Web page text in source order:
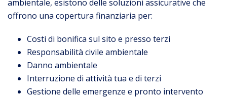
ambientale, esistono delle soluzioni assicurative che
offrono una copertura finanziaria per:
Costi di bonifica sul sito e presso terzi
Responsabilità civile ambientale
Danno ambientale
Interruzione di attività tua e di terzi
Gestione delle emergenze e pronto intervento